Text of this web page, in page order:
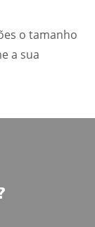
o tamanho
a sua